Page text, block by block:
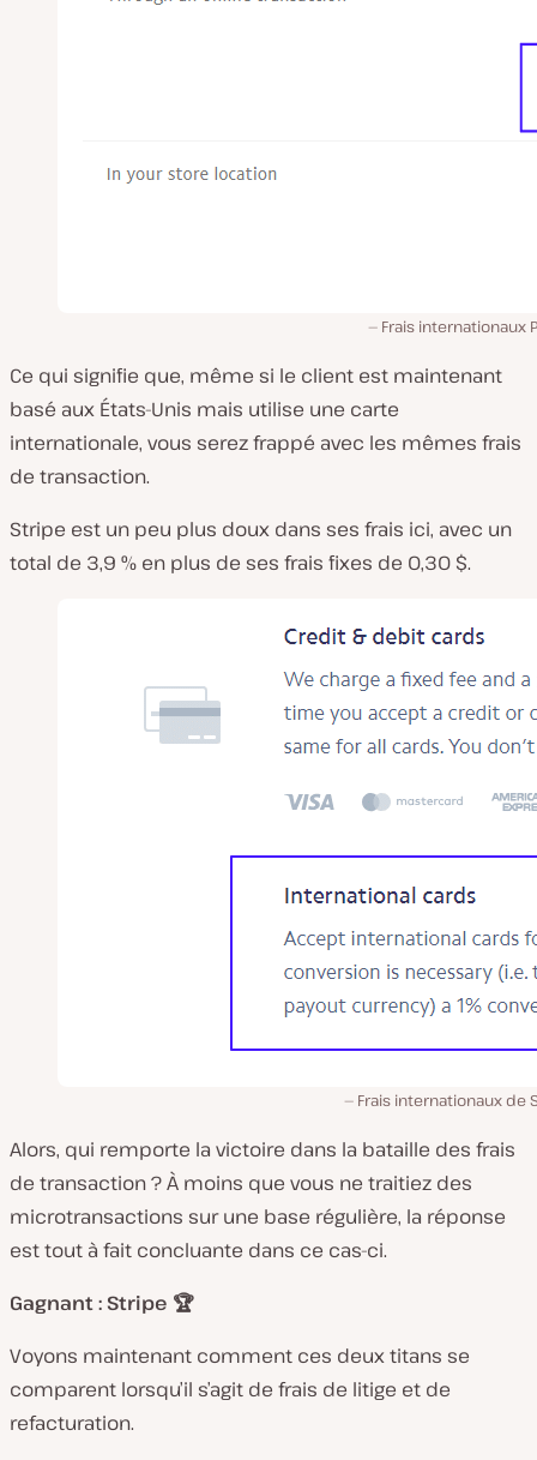
Frais internationaux
Ce qui signifie que, même si le client est maintenant
basé aux États-Unis mais utilise une carte
internationale, vous serez frappé avec les mêmes frais
de transaction.
Stripe est un peu plus doux dans ses frais ici, avec un
total de 3,9 % en plus de ses frais fixes de 0,30 $.
Frais internationaux de
Alors, qui remporte la victoire dans la bataille des frais
de transaction ? À moins que vous ne traitiez des
microtransactions sur une base régulière, la réponse
est tout à fait concluante dans ce cas-ci.
Gagnant : Stripe 🏆
Voyons maintenant comment ces deux titans se
comparent lorsqu’il s’agit de frais de litige et de
refacturation.